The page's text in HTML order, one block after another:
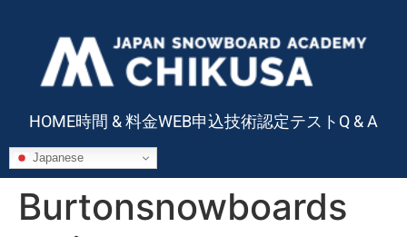
HOME時間 & 料金WEB申込技術認定テスト Q & A
Japanese
Burtonsnowboards